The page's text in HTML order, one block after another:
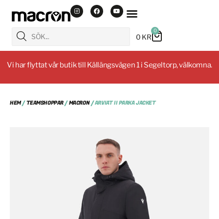
0 KR
0
Vi har flyttat vår butik till Källängsvägen 1 i Segeltorp, välkomna.
HEM/TEAMSHOPPAR/MACRON/ ARVIAT II PARKA JACKET